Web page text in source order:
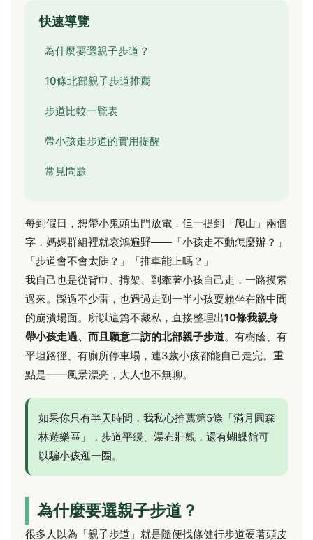
快速導覽
為什麼要選親子步道？
10條北部親子步道推薦
步道比較一覽表
帶小孩走步道的實用提醒
常見問題
每到假日，想帶小鬼頭出門放電，但一提到「爬山」兩個
字，媽媽群組裡就哀鴻遍野——「小孩走不動怎麼辦？」
「步道會不會太陡？」「推車能上嗎？」
我自己也是從背巾、揹架、到牽著小孩自己走，一路摸索
過來。踩過不少雷，也遇過走到一半小孩耍賴坐在路中間
的崩潰場面。所以這篇不藏私，直接整理出10條我親身
帶小孩走過、而且願意二訪的北部親子步道。有樹蔭、有
平坦路徑、有廁所停車場，連3歲小孩都能自己走完。重
點是——風景漂亮，大人也不無聊。
如果你只有半天時間，我私心推薦第5條「滿月圓森
林遊樂區」，步道平緩、瀑布壯觀，還有蝴蝶館可
以騙小孩逛一圈。
為什麼要選親子步道？
很多人以為「親子步道」就是隨便找條健行步道硬著頭皮